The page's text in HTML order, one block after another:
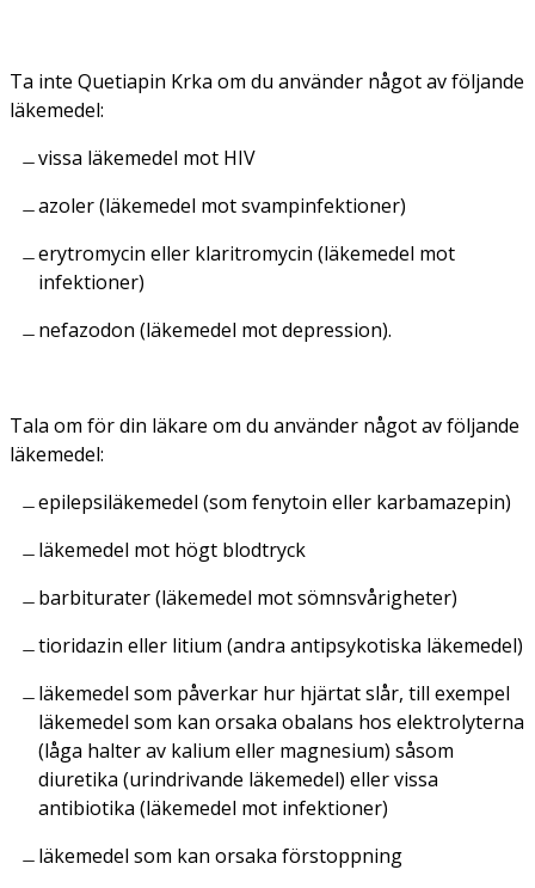
Ta inte Quetiapin Krka om du använder något av följande
läkemedel:
vissa läkemedel mot HIV
azoler (läkemedel mot svampinfektioner)
erytromycin eller klaritromycin (läkemedel mot
infektioner)
nefazodon (läkemedel mot depression).
Tala om för din läkare om du använder något av följande
läkemedel:
epilepsiläkemedel (som fenytoin eller karbamazepin)
läkemedel mot högt blodtryck
barbiturater (läkemedel mot sömnsvårigheter)
tioridazin eller litium (andra antipsykotiska läkemedel)
läkemedel som påverkar hur hjärtat slår, till exempel
läkemedel som kan orsaka obalans hos elektrolyterna
(låga halter av kalium eller magnesium) såsom
diuretika (urindrivande läkemedel) eller vissa
antibiotika (läkemedel mot infektioner)
läkemedel som kan orsaka förstoppning